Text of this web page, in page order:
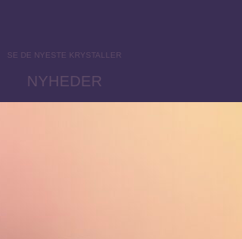
SE DE NYESTE KRYSTALLER
NYHEDER